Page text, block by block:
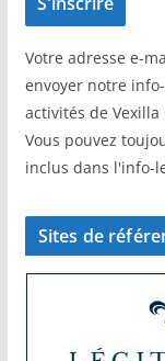
Votre adresse e-
envoyer notre
activités de
Vous pouvez
inclus dans l'info-
Sites de